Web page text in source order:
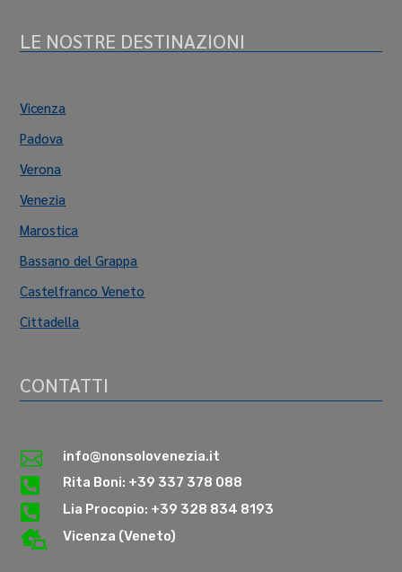
LE NOSTRE DESTINAZIONI
Vicenza
Padova
Verona
Venezia
Marostica
Bassano del Grappa
Castelfranco Veneto
Cittadella
CONTATTI
 info@nonsolovenezia.it
 Rita Boni: +39 337 378 088
 Lia Procopio: +39 328 834 8193
 Vicenza (Veneto)